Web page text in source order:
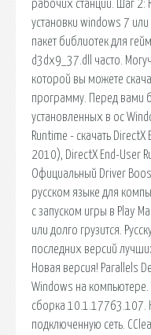
рабочих станций. Шаг 2:
установки windows 7
пакет библиотек для
d3dx9_37.dll часто.
которой вы можете
программу. Перед вами
установленных в ос
Runtime - скачать
2010), DirectX End-User
Официальный Driver
русском языке для
с запуском игры в Play
или долго грузится.
последних версий
Новая версия! Parallels
Windows на
сборка 10.1.17763.107.
подключенную сеть.